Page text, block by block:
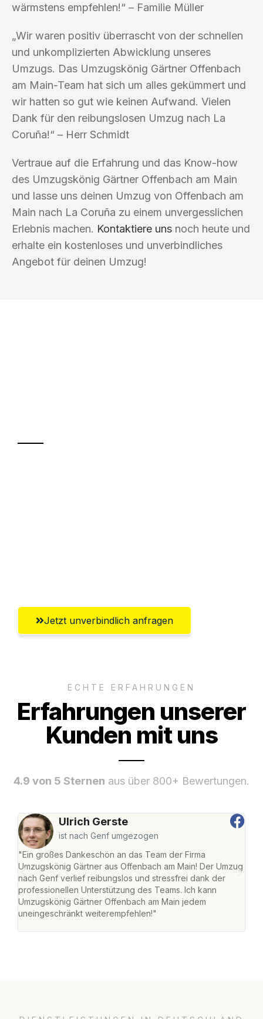
wärmstens empfehlen!“ – Familie Müller
„Wir waren positiv überrascht von der schnellen
und unkomplizierten Abwicklung unseres
Umzugs. Das Umzugskönig Gärtner Offenbach
am Main-Team hat sich um alles gekümmert und
wir hatten so gut wie keinen Aufwand. Vielen
Dank für den reibungslosen Umzug nach La
Coruña!“ – Herr Schmidt
Vertraue auf die Erfahrung und das Know-how
des Umzugskönig Gärtner Offenbach am Main
und lasse uns deinen Umzug von Offenbach am
Main nach La Coruña zu einem unvergesslichen
Erlebnis machen. Kontaktiere uns noch heute und
erhalte ein kostenloses und unverbindliches
Angebot für deinen Umzug!
Jetzt unverbindlich anfragen
ECHTE ERFAHRUNGEN
Erfahrungen unserer
Kunden mit uns
4.9 von 5 Sternen aus über 800+ Bewertungen.
Ulrich Gerste
ist nach Genf umgezogen
"Ein großes Dankeschön an das Team der Firma
Umzugskönig Gärtner aus Offenbach am Main! Der Umzug
nach Genf verlief reibungslos und stressfrei dank der
professionellen Unterstützung des Teams. Ich kann
Umzugskönig Gärtner Offenbach am Main jedem
uneingeschränkt weiterempfehlen!"